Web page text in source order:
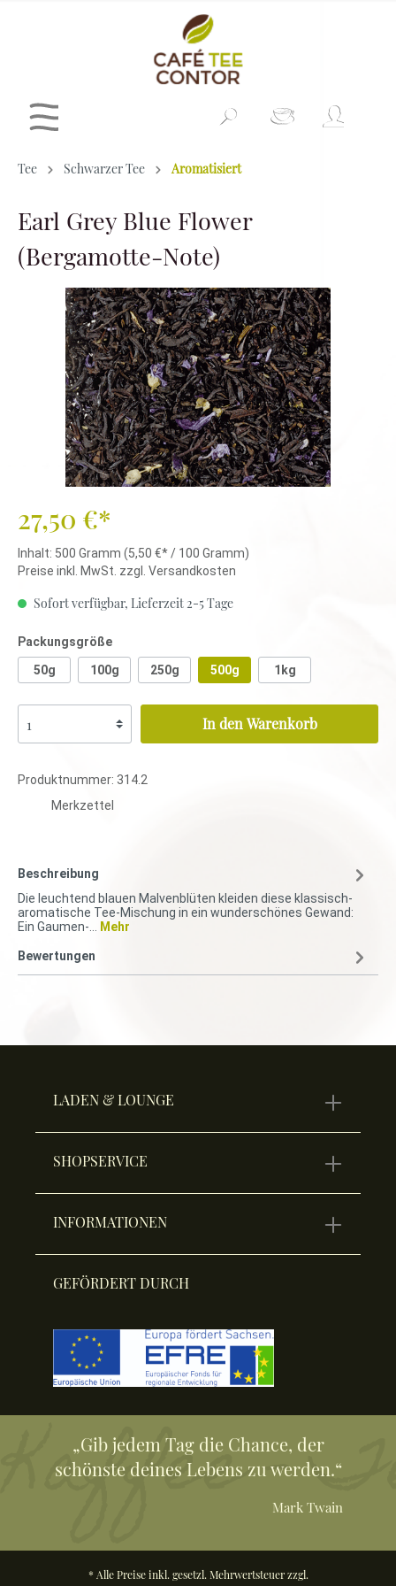
Tee Schwarzer Tee Aromatisiert
Earl Grey Blue Flower
(Bergamotte-Note)
27,50 €*
Inhalt: 500 Gramm (5,50 €* / 100 Gramm)
Preise inkl. MwSt. zzgl. Versandkosten
Sofort verfügbar, Lieferzeit 2-5 Tage
Packungsgröße
50g
100g 250g 500g 1kg
In den Warenkorb
Produktnummer: 314.2
Merkzettel
Beschreibung
Die leuchtend blauen Malvenblüten kleiden diese klassisch-
aromatische Tee-Mischung in ein wunderschönes Gewand:
Ein Gaumen-…
Mehr
Bewertungen
LADEN & LOUNGE
GEFÖRDERT DURCH
SHOPSERVICE
INFORMATIONEN
„Gib jedem Tag die Chance, der
schönste deines Lebens zu werden.“
Mark Twain
* Alle Preise inkl. gesetzl. Mehrwertsteuer zzgl.